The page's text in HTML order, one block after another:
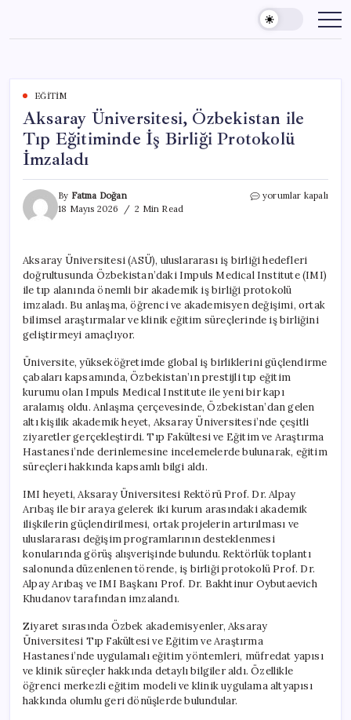
content
EĞITIM
Aksaray Üniversitesi, Özbekistan ile
Tıp Eğitiminde İş Birliği Protokolü
İmzaladı
By Fatma Doğan
18 Mayıs 2026
2 Min Read
Aksaray
Eğitiminde
İş
Birliği
Protokolü
İmzaladı
için
yorumlar kapalı
Aksaray Üniversitesi (ASÜ), uluslararası iş birliği hedefleri
doğrultusunda Özbekistan’daki Impuls Medical Institute (IMI)
ile tıp alanında önemli bir akademik iş birliği protokolü
imzaladı. Bu anlaşma, öğrenci ve akademisyen değişimi, ortak
bilimsel araştırmalar ve klinik eğitim süreçlerinde iş birliğini
geliştirmeyi amaçlıyor.
Üniversite, yükseköğretimde global iş birliklerini güçlendirme
çabaları kapsamında, Özbekistan’ın prestijli tıp eğitim
kurumu olan Impuls Medical Institute ile yeni bir kapı
aralamış oldu. Anlaşma çerçevesinde, Özbekistan’dan gelen
altı kişilik akademik heyet, Aksaray Üniversitesi’nde çeşitli
ziyaretler gerçekleştirdi. Tıp Fakültesi ve Eğitim ve Araştırma
Hastanesi’nde derinlemesine incelemelerde bulunarak, eğitim
süreçleri hakkında kapsamlı bilgi aldı.
IMI heyeti, Aksaray Üniversitesi Rektörü Prof. Dr. Alpay
Arıbaş ile bir araya gelerek iki kurum arasındaki akademik
ilişkilerin güçlendirilmesi, ortak projelerin artırılması ve
uluslararası değişim programlarının desteklenmesi
konularında görüş alışverişinde bulundu. Rektörlük toplantı
salonunda düzenlenen törende, iş birliği protokolü Prof. Dr.
Alpay Arıbaş ve IMI Başkanı Prof. Dr. Bakhtinur Oybutaevich
Khudanov tarafından imzalandı.
Ziyaret sırasında Özbek akademisyenler, Aksaray
Üniversitesi Tıp Fakültesi ve Eğitim ve Araştırma
Hastanesi’nde uygulamalı eğitim yöntemleri, müfredat yapısı
ve klinik süreçler hakkında detaylı bilgiler aldı. Özellikle
öğrenci merkezli eğitim modeli ve klinik uygulama altyapısı
hakkında olumlu geri dönüşlerde bulundular.